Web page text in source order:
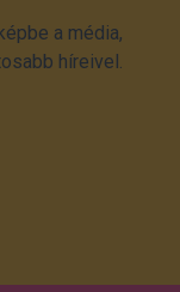
a média,
híreivel.